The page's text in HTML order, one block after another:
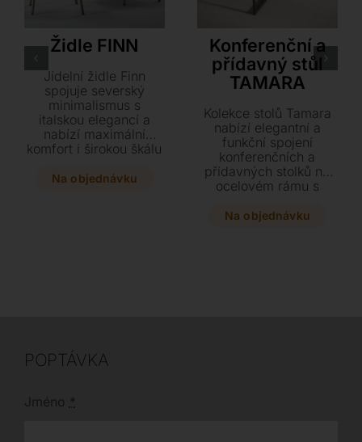
Židle FINN
Jídelní židle Finn
spojuje severský
minimalismus s
italskou elegancí a
nabízí maximální
komfort i širokou škálu
variantám s
Na objednávku
Konferenční a
přídavný stůl
TAMARA
Kolekce stolů Tamara
nabízí elegantní a
funkční spojení
konferenčních a
přídavných stolků na
ocelovém rámu s
desek. Vyberte si z
Na objednávku
POPTÁVKA
Jméno *